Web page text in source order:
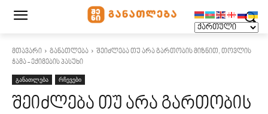
მთავარი განათლება
შეიძლება თუ არა გართობის მიზნით, თოვლის
ჭამა - ექიმების პასუხი
განათლება რჩევები
შეიძლება თუ არა გართობის